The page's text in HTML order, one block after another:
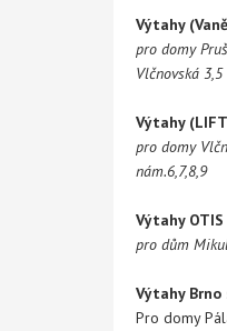
Výtahy
pro domy
Vlčnovská 3,5
Výtahy
pro domy
nám.6,7,8,9
Výtahy
pro dům
Výtahy Brno
Pro domy